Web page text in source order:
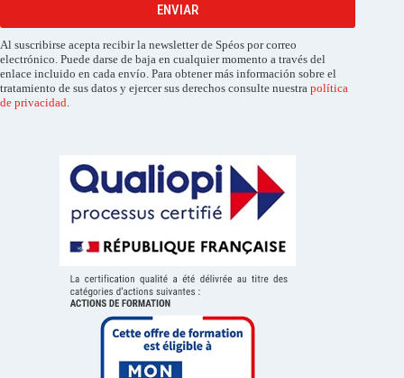
ENVIAR
Al suscribirse acepta recibir la newsletter de Spéos por correo
electrónico. Puede darse de baja en cualquier momento a través del
enlace incluido en cada envío. Para obtener más información sobre el
tratamiento de sus datos y ejercer sus derechos consulte nuestra política
de privacidad.